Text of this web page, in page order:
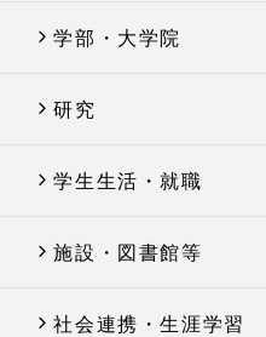
学部・大学院
研究
学生生活・就職
施設・図書館等
社会連携・生涯学習